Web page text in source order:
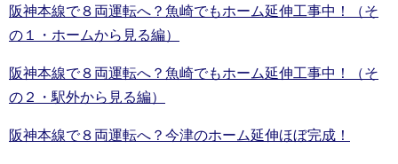
阪神本線で８両運転へ？魚崎でもホーム延伸工事中！（そ
の１・ホームから見る編）
阪神本線で８両運転へ？魚崎でもホーム延伸工事中！（そ
の２・駅外から見る編）
阪神本線で８両運転へ？今津のホーム延伸ほぼ完成！